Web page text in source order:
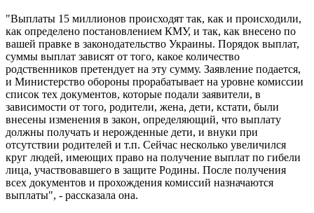
"Выплаты 15 миллионов происходят так, как и происходили,
как определено постановлением КМУ, и так, как внесено по
вашей правке в законодательство Украины. Порядок выплат,
суммы выплат зависят от того, какое количество
родственников претендует на эту сумму. Заявление подается,
и Министерство обороны прорабатывает на уровне комиссии
список тех документов, которые подали заявители, в
зависимости от того, родители, жена, дети, кстати, были
внесены изменения в закон, определяющий, что выплату
должны получать и нерожденные дети, и внуки при
отсутствии родителей и т.п. Сейчас несколько увеличился
круг людей, имеющих право на получение выплат по гибели
лица, участвовавшего в защите Родины. После получения
всех документов и прохождения комиссий назначаются
выплаты", - рассказала она.